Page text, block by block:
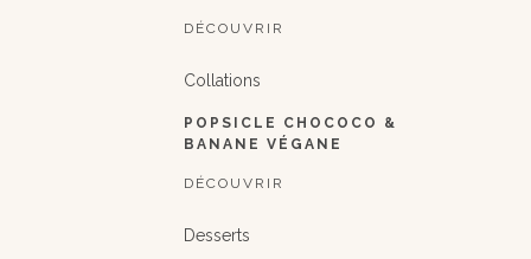
DÉCOUVRIR
Collations
POPSICLE CHOCOCO &
BANANE VÉGANE
DÉCOUVRIR
Desserts